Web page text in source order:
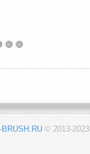
BRUSH.RU © 2013-